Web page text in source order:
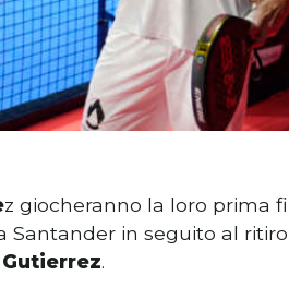
z giocheranno la loro prima
Santander in seguito al
.